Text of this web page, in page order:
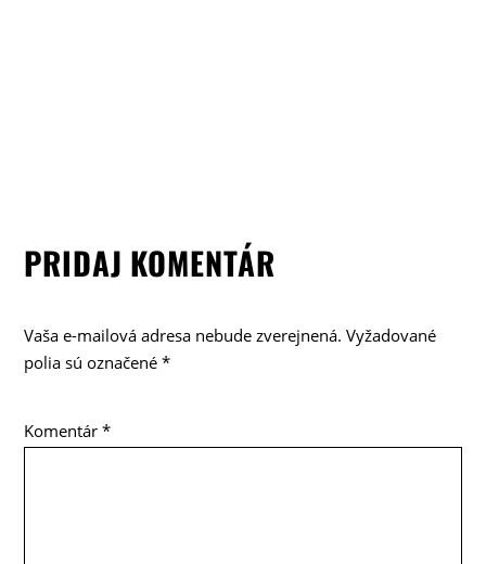
PRIDAJ KOMENTÁR
Vaša e-mailová adresa nebude zverejnená. Vyžadované
polia sú označené*
Komentár*